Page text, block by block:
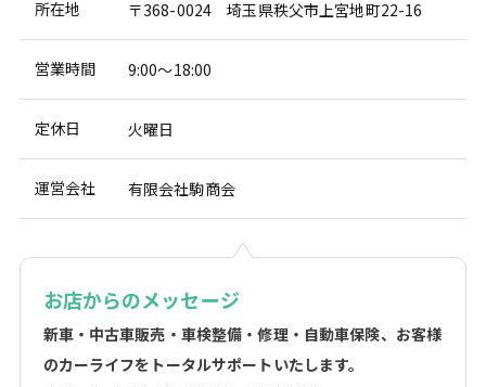
所在地 〒368-0024 埼玉県秩父市上宮地町22-16
営業時間 9:00～18:00
定休日 火曜日
運営会社 有限会社駒商会
お店からのメッセージ
新車・中古車販売・車検整備・修理・自動車保険、お客様
のカーライフをトータルサポートいたします。